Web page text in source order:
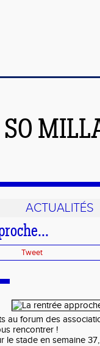
SO
ACTUALITÉS
Tweet
au forum des
rencontrer !
le stade en semaine